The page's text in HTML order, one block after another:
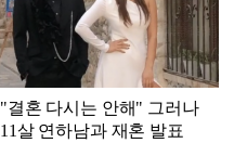
"결혼 다시는 안해" 그러나
11살 연하남과 재혼 발표